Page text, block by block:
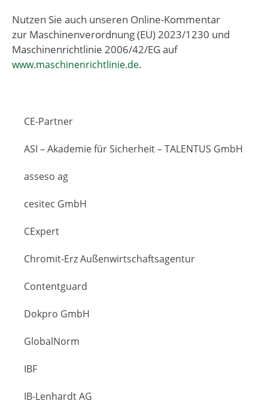
CE-Partner
ASI – Akademie für Sicherheit – TALENTUS GmbH
asseso ag
cesitec GmbH
CExpert
Chromit-Erz Außenwirtschaftsagentur
Contentguard
Dokpro GmbH
GlobalNorm
IBF
IB-Lenhardt AG
Nutzen Sie auch unseren Online-Kommentar
zur Maschinenverordnung (EU) 2023/1230 und
Maschinenrichtlinie 2006/42/EG auf
www.maschinenrichtlinie.de.